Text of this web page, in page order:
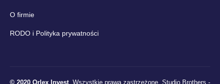
O firmie
RODO i Polityka prywatności
© 2020 Orlex Invest . Wszystkie prawa zastrzeżone. Studio Brothers -